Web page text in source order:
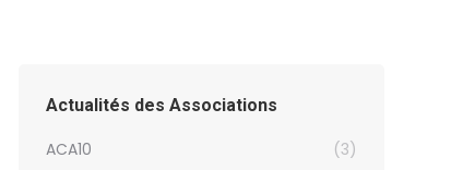
Actualités des Associations
ACA10
(3)